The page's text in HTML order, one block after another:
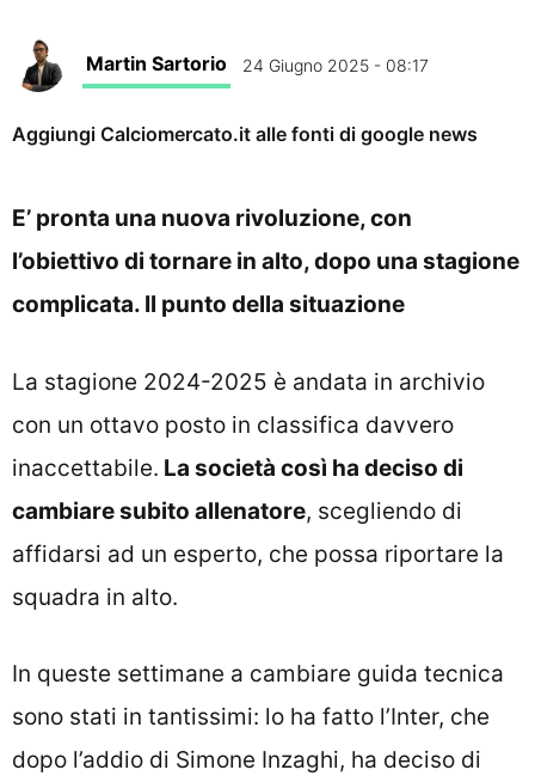
Martin Sartorio 24 Giugno 2025 - 08:17
Aggiungi Calciomercato.it alle fonti di google news
E’ pronta una nuova rivoluzione, con
l’obiettivo di tornare in alto, dopo una stagione
complicata. Il punto della situazione
La stagione 2024-2025 è andata in archivio
con un ottavo posto in classifica davvero
inaccettabile. La società così ha deciso di
cambiare subito allenatore, scegliendo di
affidarsi ad un esperto, che possa riportare la
squadra in alto.
In queste settimane a cambiare guida tecnica
sono stati in tantissimi: lo ha fatto l’Inter, che
dopo l’addio di Simone Inzaghi, ha deciso di